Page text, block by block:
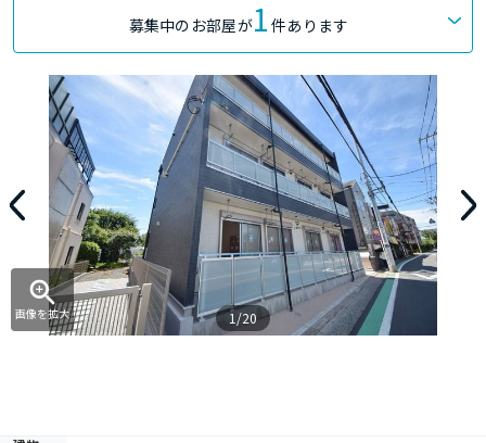
募集中のお部屋が1 件あります
画像を拡大 1/20